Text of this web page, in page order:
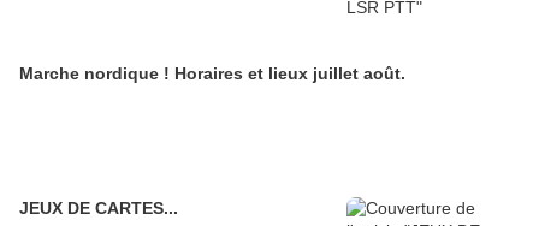
Marche nordique ! Horaires et lieux juillet août.
JEUX DE CARTES...